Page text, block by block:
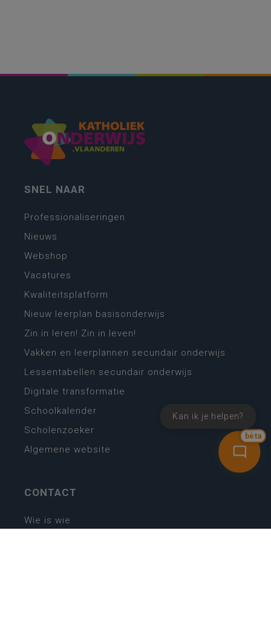
bèta
Kan ik je helpen?
SNEL NAAR
Professionaliseringen
Nieuws
Webshop
Vacatures
Kwaliteitsplatform
Nieuw leerplan basisonderwijs
Zin in leren! Zin in leven!
Vakken en leerplannen secundair onderwijs
Lessentabellen secundair onderwijs
Digitale transformatie
Schoolkalender
Scholenzoeker
Algemene website
CONTACT
Wie is wie